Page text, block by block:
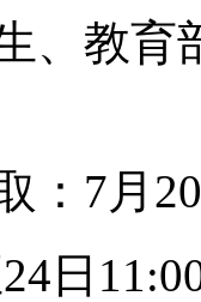
、教育
：7月
24日